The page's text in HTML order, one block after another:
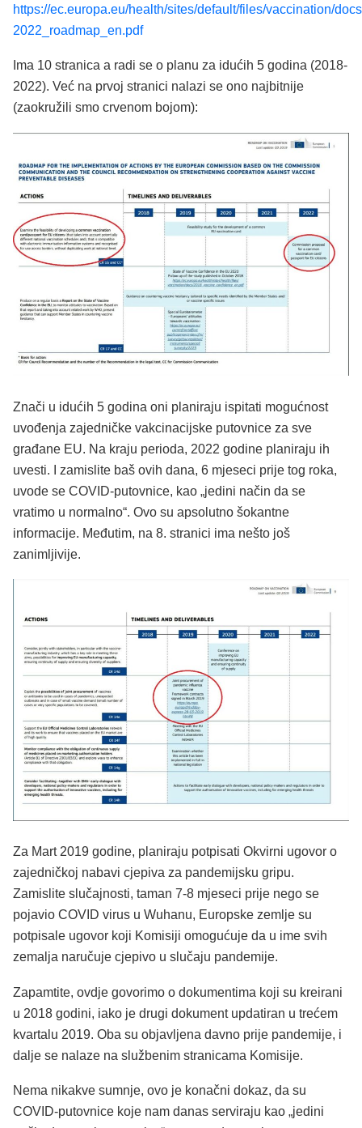
https://ec.europa.eu/health/sites/default/files/vaccination/
2022_roadmap_en.pdf
Ima 10 stranica a radi se o planu za idućih 5 godina (2018-
2022). Već na prvoj stranici nalazi se ono najbitnije
(zaokružili smo crvenom bojom):
Znači u idućih 5 godina oni planiraju ispitati mogućnost
uvođenja zajedničke vakcinacijske putovnice za sve
građane EU. Na kraju perioda, 2022 godine planiraju ih
uvesti. I zamislite baš ovih dana, 6 mjeseci prije tog roka,
uvode se COVID-putovnice, kao „jedini način da se
vratimo u normalno“. Ovo su apsolutno šokantne
informacije. Međutim, na 8. stranici ima nešto još
zanimljivije.
Za Mart 2019 godine, planiraju potpisati Okvirni ugovor o
zajedničkoj nabavi cjepiva za pandemijsku gripu.
Zamislite slučajnosti, taman 7-8 mjeseci prije nego se
pojavio COVID virus u Wuhanu, Europske zemlje su
potpisale ugovor koji Komisiji omogućuje da u ime svih
zemalja naručuje cjepivo u slučaju pandemije.
Zapamtite, ovdje govorimo o dokumentima koji su kreirani
u 2018 godini, iako je drugi dokument updatiran u trećem
kvartalu 2019. Oba su objavljena davno prije pandemije, i
dalje se nalaze na službenim stranicama Komisije.
Nema nikakve sumnje, ovo je konačni dokaz, da su
COVID-putovnice koje nam danas serviraju kao „jedini